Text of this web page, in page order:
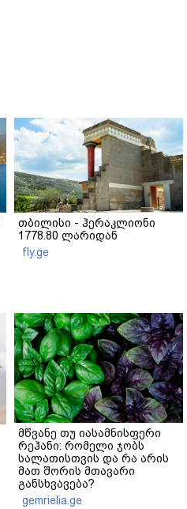
თბილისი - ჰერაკლიონი
1778.80 ლარიდან
fly.ge
მწვანე თუ იასამნისფერი
რეჰანი: რომელი ჯობს
სალათისთვის და რა არის
მათ შორის მთავარი
განსხვავება?
gemrielia.ge